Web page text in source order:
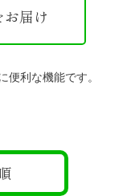
届け
利な機能です。